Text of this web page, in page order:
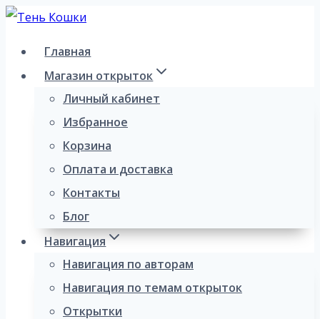
Перейти
содержимому
Главная
Магазин открыток
Личный кабинет
Избранное
Корзина
Оплата и доставка
Контакты
Блог
Навигация
Навигация по авторам
Навигация по темам открыток
Открытки